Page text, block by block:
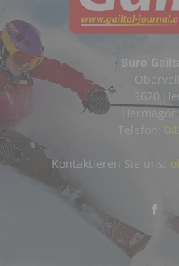
Büro
9620
Telefon:
Kontaktieren Sie uns: